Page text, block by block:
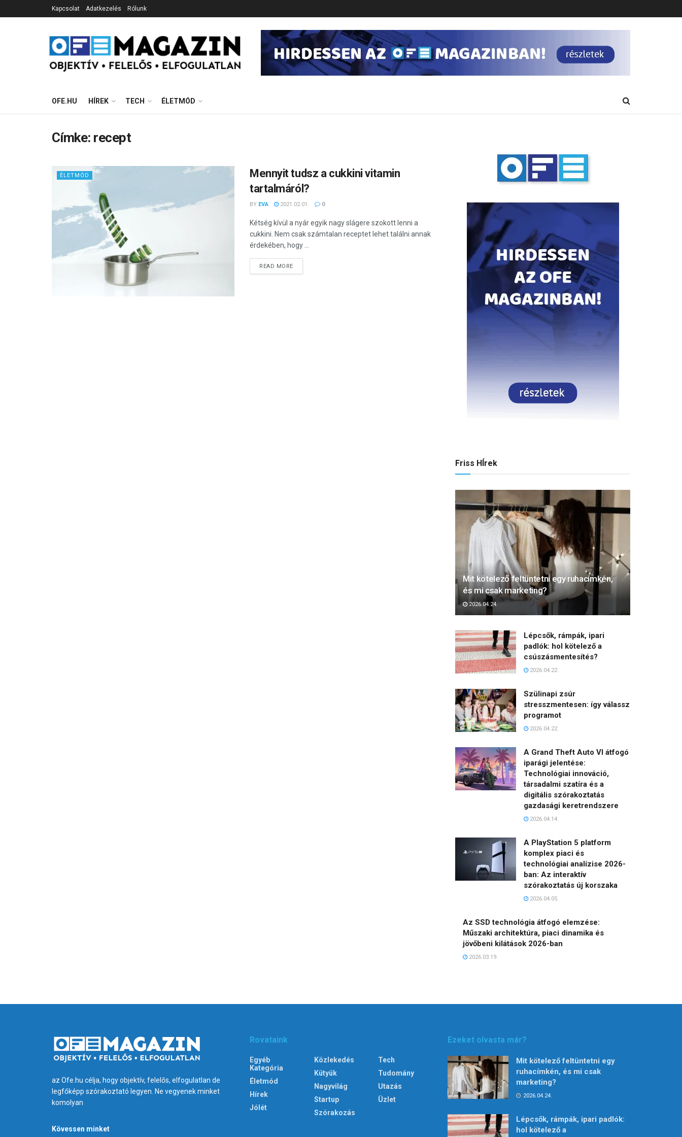
Kapcsolat Adatkezelés Rólunk
OFE.HU HÍREK TECH ÉLETMÓD
Címke: recept
ÉLETMÓD
Mennyit tudsz a cukkini vitamin
tartalmáról?
BY EVA 2021.02.01. 0
Kétség kívül a nyár egyik nagy slágere szokott lenni a
cukkini. Nem csak számtalan receptet lehet találni annak
érdekében, hogy ...
READ MOREDETAILS
Friss HÍrek
Mit kötelező feltüntetni egy ruhacímkén,
és mi csak marketing?
2026.04.24.
Lépcsők, rámpák, ipari
padlók: hol kötelező a
csúszásmentesítés?
2026.04.22.
Szülinapi zsúr
stresszmentesen: így válassz
programot
2026.04.22.
A Grand Theft Auto VI átfogó
iparági jelentése:
Technológiai innováció,
társadalmi szatíra és a
digitális szórakoztatás
gazdasági keretrendszere
2026.04.14.
A PlayStation 5 platform
komplex piaci és
technológiai analízise 2026-
ban: Az interaktív
szórakoztatás új korszaka
2026.04.05.
Az SSD technológia átfogó elemzése:
Műszaki architektúra, piaci dinamika és
jövőbeni kilátások 2026-ban
2026.03.19.
az Ofe.hu célja, hogy objektív, felelős, elfogulatlan de
legfőképp szórakoztató legyen. Ne vegyenek minket
komolyan
Kövessen minket
Rovataink
Egyéb
Kategória
Életmód
Hírek
Jólét
Közlekedés
Kütyük
Nagyvilág
Startup
Szórakozás
Tech
Tudomány
Utazás
Üzlet
Ezeket olvasta már?
Mit kötelező feltüntetni egy
ruhacímkén, és mi csak
marketing?
2026.04.24.
Lépcsők, rámpák, ipari padlók:
hol kötelező a